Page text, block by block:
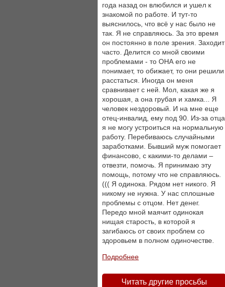
года назад он влюбился и ушел к
знакомой по работе. И тут-то
выяснилось, что всё у нас было не
так. Я не справляюсь. За это время
он постоянно в поле зрения. Заходит
часто. Делится со мной своими
проблемами - то ОНА его не
понимает, то обижает, то они решили
расстаться. Иногда он меня
сравнивает с ней. Мол, какая же я
хорошая, а она грубая и хамка... Я
человек нездоровый. И на мне еще
отец-инвалид, ему под 90. Из-за отца
я не могу устроиться на нормальную
работу. Перебиваюсь случайными
заработками. Бывший муж помогает
финансово, с какими-то делами –
отвезти, помочь. Я принимаю эту
помощь, потому что не справляюсь.
((( Я одинока. Рядом нет никого. Я
никому не нужна. У нас сплошные
проблемы с отцом. Нет денег.
Передо мной маячит одинокая
нищая старость, в которой я
загибаюсь от своих проблем со
здоровьем в полном одиночестве.
Подробнее
Читать другие просьбы